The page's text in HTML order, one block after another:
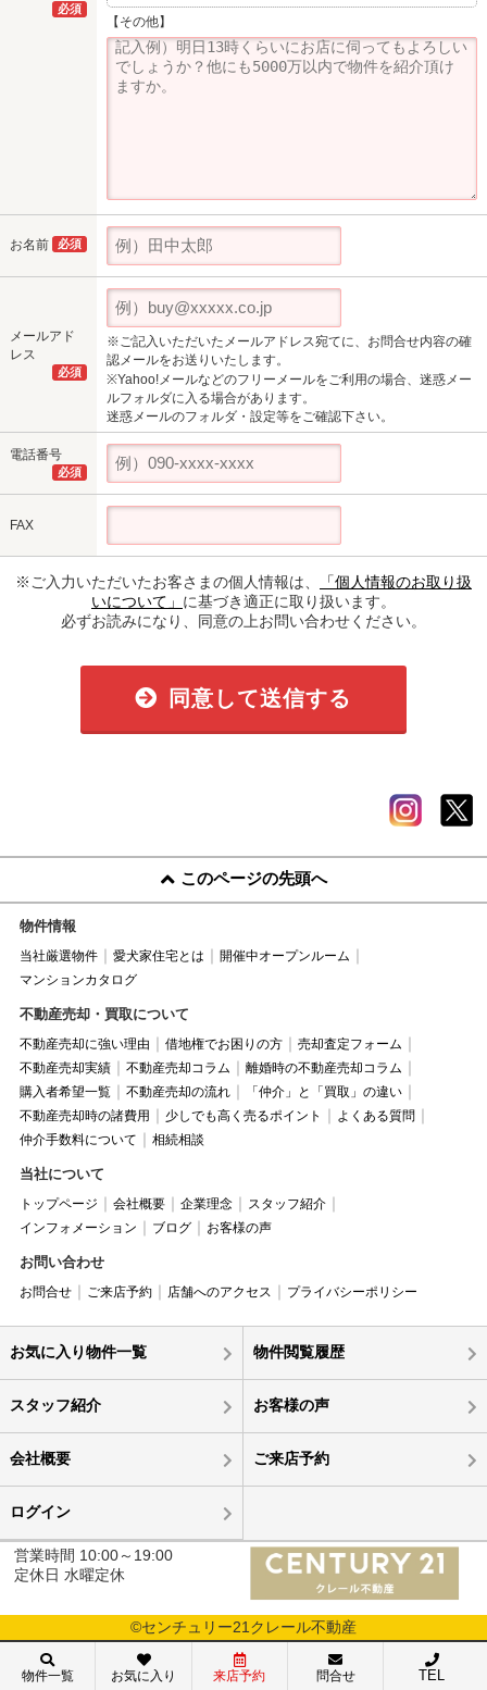
必須
【その他】
お名前 必須
メールアド
レス
必須
※ご記入いただいたメールアドレス宛てに、お問合せ内容の確
認メールをお送りいたします。
※Yahoo!メールなどのフリーメールをご利用の場合、迷惑メー
ルフォルダに入る場合があります。
迷惑メールのフォルダ・設定等をご確認下さい。
電話番号
必須
FAX
※ご入力いただいたお客さまの個人情報は、
「個人情報のお取り扱
いについて」 に基づき適正に取り扱います。
必ずお読みになり、同意の上お問い合わせください。
同意して送信する
このページの先頭へ
物件情報
当社厳選物件 愛犬家住宅とは
開催中オープンルーム
マンションカタログ
不動産売却・買取について
不動産売却に強い理由 借地権でお困りの方
売却査定フォーム
不動産売却実績
不動産売却コラム
離婚時の不動産売却コラム
購入者希望一覧
不動産売却の流れ
「仲介」と「買取」の違い
不動産売却時の諸費用
少しでも高く売るポイント
よくある質問
仲介手数料について
相続相談
当社について
トップページ 会社概要 企業理念
スタッフ紹介
インフォメーション
ブログ お客様の声
お問い合わせ
お問合せ ご来店予約 店舗へのアクセス プライバシーポリシー
お気に入り物件一覧 物件閲覧履歴
スタッフ紹介 お客様の声
会社概要 ご来店予約
ログイン
営業時間 10:00～19:00
定休日 水曜定休
©センチュリー21クレール不動産
物件一覧 お気に入り 来店予約 問合せ TEL